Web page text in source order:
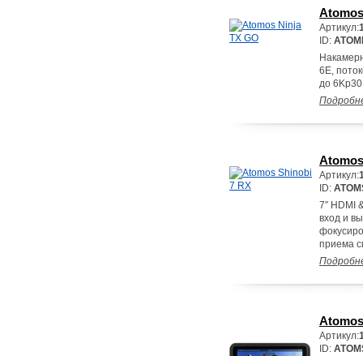
Артикул:
ID:
6E,
до
Артикул:
ID:
7″ HDMI
вход и
приема
Артикул:
ID: